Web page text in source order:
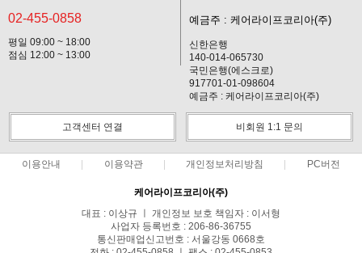
02-455-0858
평일 09:00 ~ 18:00
점심 12:00 ~ 13:00
예금주 : 케어라이프코리아(주)
신한은행
140-014-065730
국민은행(에스크로)
917701-01-098604
예금주 : 케어라이프코리아(주)
고객센터 연결 비회원 1:1 문의
이용안내 이용약관 개인정보처리방침 PC버전
케어라이프코리아(주)
대표 : 이상규 ㅣ 개인정보 보호 책임자 : 이서형
사업자 등록번호 : 206-86-36755
통신판매업신고번호 : 서울강동 0668호